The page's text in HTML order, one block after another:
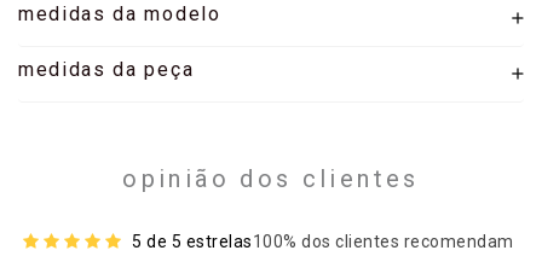
medidas da modelo
medidas da peça
opinião dos clientes
5 de 5 estrelas100% dos clientes recomendam